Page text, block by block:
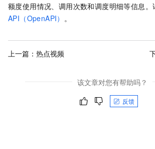
额度使用情况、调用次数和调度明细等信息。
API（OpenAPI） 。
上一篇： 热点视频
该文章对您有帮助吗？
反馈